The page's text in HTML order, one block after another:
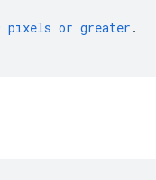
pixels or greater .